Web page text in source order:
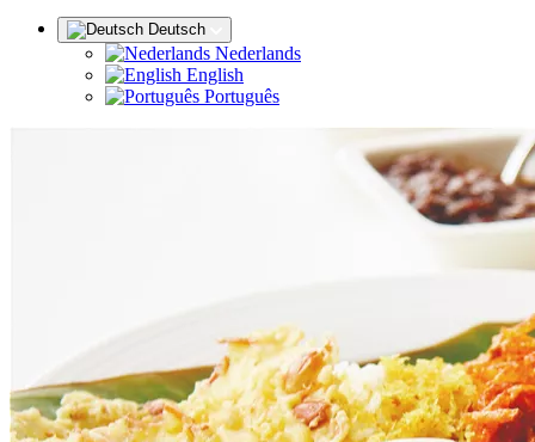
Deutsch
Nederlands
English
Português